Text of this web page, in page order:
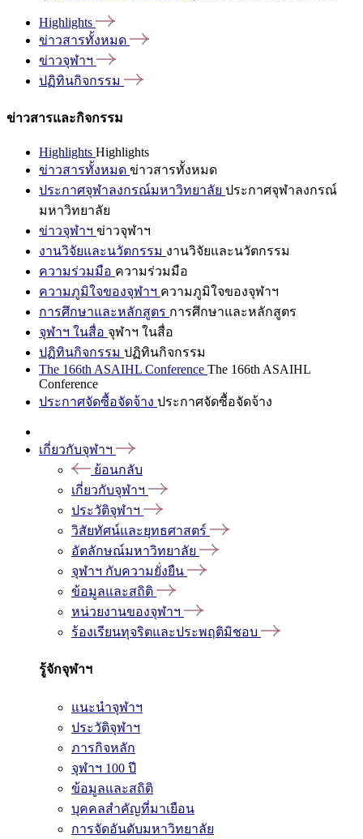
Highlights
ข่าวสารทั้งหมด
ข่าวจุฬาฯ
ปฏิทินกิจกรรม
ข่าวสารและกิจกรรม
Highlights Highlights
ข่าวสารทั้งหมด ข่าวสารทั้งหมด
ประกาศจุฬาลงกรณ์มหาวิทยาลัย ประกาศจุฬาลงกรณ์
มหาวิทยาลัย
ข่าวจุฬาฯ ข่าวจุฬาฯ
งานวิจัยและนวัตกรรม งานวิจัยและนวัตกรรม
ความร่วมมือ ความร่วมมือ
ความภูมิใจของจุฬาฯ ความภูมิใจของจุฬาฯ
การศึกษาและหลักสูตร การศึกษาและหลักสูตร
จุฬาฯ ในสื่อ จุฬาฯ ในสื่อ
ปฏิทินกิจกรรม ปฏิทินกิจกรรม
The 166th ASAIHL Conference The 166th ASAIHL
Conference
ประกาศจัดซื้อจัดจ้าง ประกาศจัดซื้อจัดจ้าง
เกี่ยวกับจุฬาฯ
ย้อนกลับ
เกี่ยวกับจุฬาฯ
ประวัติจุฬาฯ
วิสัยทัศน์และยุทธศาสตร์
อัตลักษณ์มหาวิทยาลัย
จุฬาฯ กับความยั่งยืน
ข้อมูลและสถิติ
หน่วยงานของจุฬาฯ
ร้องเรียนทุจริตและประพฤติมิชอบ
รู้จักจุฬาฯ
แนะนำจุฬาฯ
ประวัติจุฬาฯ
ภารกิจหลัก
จุฬาฯ 100 ปี
ข้อมูลและสถิติ
บุคคลสำคัญที่มาเยือน
การจัดอันดับมหาวิทยาลัย